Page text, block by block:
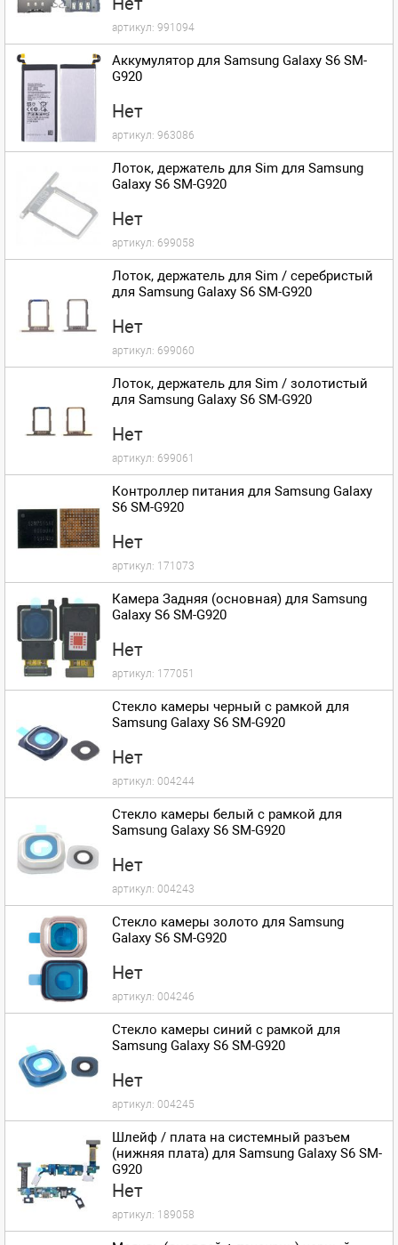
артикул: 991094
Аккумулятор для Samsung Galaxy S6 SM-
G920
Нет
артикул: 963086
Лоток, держатель для Sim для Samsung
Galaxy S6 SM-G920
Нет
артикул: 699058
Лоток, держатель для Sim / серебристый
для Samsung Galaxy S6 SM-G920
Нет
артикул: 699060
Лоток, держатель для Sim / золотистый
для Samsung Galaxy S6 SM-G920
Нет
артикул: 699061
Контроллер питания для Samsung Galaxy
S6 SM-G920
Нет
артикул: 171073
Камера Задняя (основная) для Samsung
Galaxy S6 SM-G920
Нет
артикул: 177051
Стекло камеры черный с рамкой для
Samsung Galaxy S6 SM-G920
Нет
артикул: 004244
Стекло камеры белый с рамкой для
Samsung Galaxy S6 SM-G920
Нет
артикул: 004243
Стекло камеры золото для Samsung
Galaxy S6 SM-G920
Нет
артикул: 004246
Стекло камеры синий с рамкой для
Samsung Galaxy S6 SM-G920
Нет
артикул: 004245
Шлейф / плата на системный разъем
(нижняя плата) для Samsung Galaxy S6 SM-
G920
Нет
артикул: 189058